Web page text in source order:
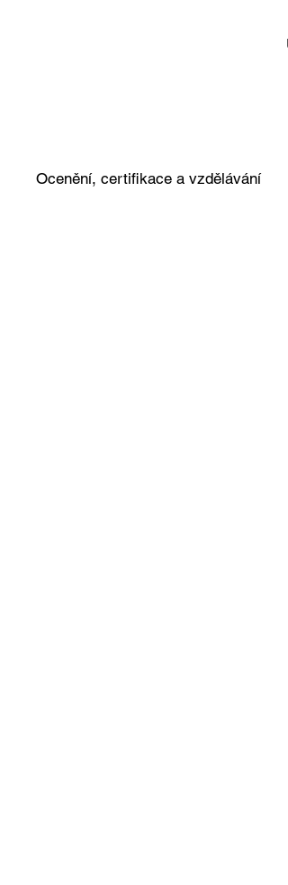
Ocenění, certifikace a vzdělávání